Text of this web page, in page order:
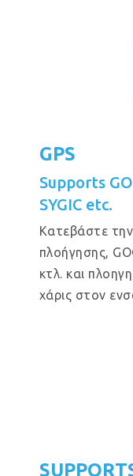
GPS
Supports
SYGIC etc.
Κατεβάστε
πλοήγησης,
κτλ. και
χάρις στον